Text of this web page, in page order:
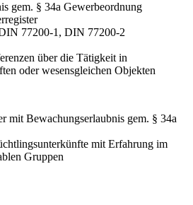
gem. § 34a Gewerbeordnung
77200-1, DIN 77200-2
über die Tätigkeit in
oder wesensgleichen Objekten
mit Bewachungserlaubnis gem. § 34a
mit Erfahrung im
Gruppen